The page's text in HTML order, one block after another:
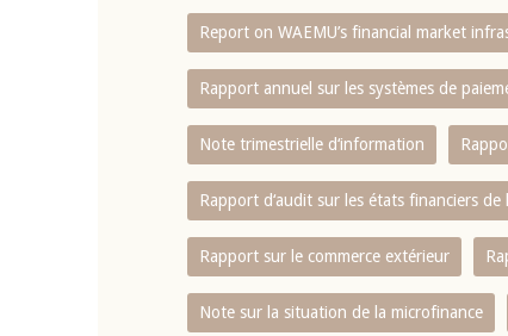
Report on WAEMU’s financial market
Rapport annuel sur les systèmes de
Note trimestrielle d‘information
Rapport d‘audit sur les états financiers de
Rapport sur le commerce extérieur
Note sur la situation de la microfinance